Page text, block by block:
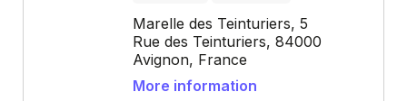
Marelle des Teinturiers, 5
Rue des Teinturiers, 84000
Avignon, France
More information